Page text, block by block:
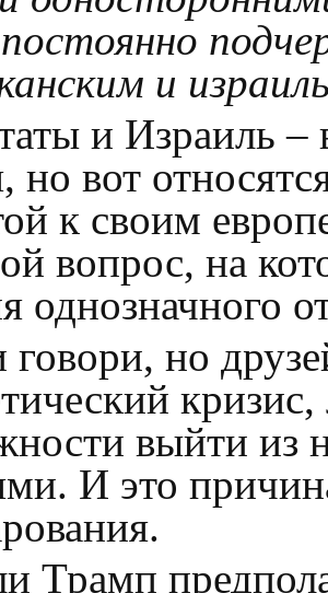
и
и Израиль –
но вот
к своим
вопрос, на
однозначного
говори, но
выйти из
И это
Трамп